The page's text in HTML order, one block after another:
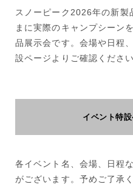
スノーピーク2026年の新製
まに実際のキャンプシーン
品展示会です。会場や日程
設ページよりご確認ください
イベント特
各イベント名、会場、日程
がございます。予めご了承